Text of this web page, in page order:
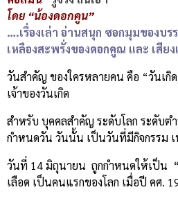
โดย “น้องดอกคูน”
….เรื่องเล่า อ่านสนุก ซอกมุมของบ
เหลืองสะพรั่งของดอกคูณ และ เสี
วันสำคัญ ของใครหลายคน คือ “วันเกิ
เจ้าของวันเกิด
สำหรับ บุคคลสำคัญ ระดับโลก ระดับ
กำหนดวัน วันนั้น เป็นวันที่มีกิจกรรม
วันที่ 14 มิถุนายน ถูกกำหนดให้เป็น “
เลือด เป็นคนแรกของโลก เมื่อปี คศ.